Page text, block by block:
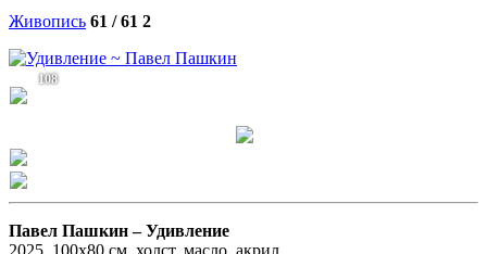
Живопись 61 / 61 2
108
Павел Пашкин –Удивление